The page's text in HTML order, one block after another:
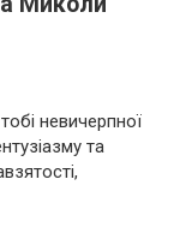
невичерпної
та